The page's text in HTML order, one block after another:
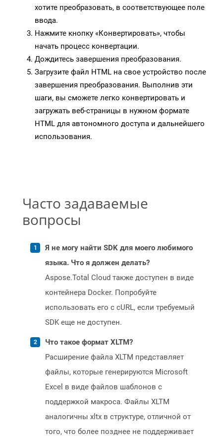
хотите преобразовать, в соответствующее поле
ввода.
Нажмите кнопку «Конвертировать», чтобы
начать процесс конвертации.
Дождитесь завершения преобразования.
Загрузите файл HTML на свое устройство после
завершения преобразования. Выполнив эти
шаги, вы сможете легко конвертировать и
загружать веб-страницы в нужном формате
HTML для автономного доступа и дальнейшего
использования.
Часто задаваемые
вопросы
Я не могу найти SDK для моего любимого
языка. Что я должен делать?
Aspose.Total Cloud также доступен в виде
контейнера Docker. Попробуйте
использовать его с cURL, если требуемый
SDK еще не доступен.
Что такое формат XLTM?
Расширение файла XLTM представляет
файлы, которые генерируются Microsoft
Excel в виде файлов шаблонов с
поддержкой макроса. Файлы XLTM
аналогичны xltx в структуре, отличной от
того, что более позднее не поддерживает